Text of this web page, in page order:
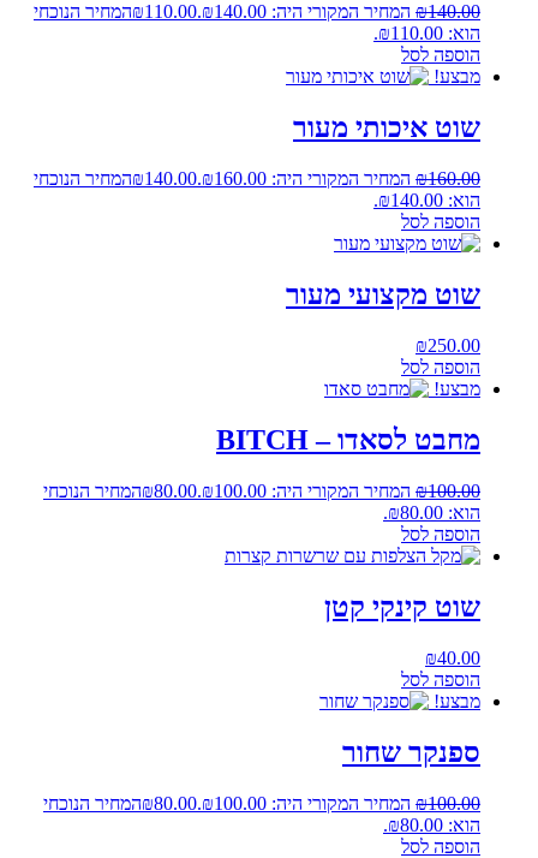
₪140.00 המחיר המקורי היה: ₪140.00. ₪110.00
המחיר הנוכחי
הוא: ₪110.00.
הוספה לסל
מבצע!
שוט איכותי מעור
₪160.00 המחיר המקורי היה: ₪160.00. ₪140.00
המחיר הנוכחי
הוא: ₪140.00.
הוספה לסל
שוט מקצועי מעור
₪250.00
הוספה לסל
מבצע!
מחבט לסאדו – BITCH
₪100.00 המחיר המקורי היה: ₪100.00. ₪80.00
המחיר הנוכחי
הוא: ₪80.00.
הוספה לסל
שוט קינקי קטן
₪40.00
הוספה לסל
מבצע!
ספנקר שחור
₪100.00 המחיר המקורי היה: ₪100.00. ₪80.00
המחיר הנוכחי
הוא: ₪80.00.
הוספה לסל